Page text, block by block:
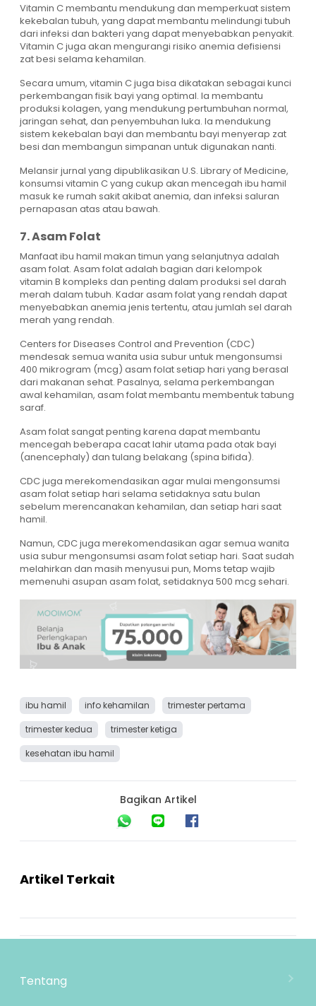
Vitamin C membantu mendukung dan memperkuat sistem
kekebalan tubuh, yang dapat membantu melindungi tubuh
dari infeksi dan bakteri yang dapat menyebabkan penyakit.
Vitamin C juga akan mengurangi risiko anemia defisiensi
zat besi selama kehamilan.
Secara umum, vitamin C juga bisa dikatakan sebagai kunci
perkembangan fisik bayi yang optimal. Ia membantu
produksi kolagen, yang mendukung pertumbuhan normal,
jaringan sehat, dan penyembuhan luka. Ia mendukung
sistem kekebalan bayi dan membantu bayi menyerap zat
besi dan membangun simpanan untuk digunakan nanti.
Melansir jurnal yang dipublikasikan U.S. Library of Medicine,
konsumsi vitamin C yang cukup akan mencegah ibu hamil
masuk ke rumah sakit akibat anemia, dan infeksi saluran
pernapasan atas atau bawah.
7. Asam Folat
Manfaat ibu hamil makan timun yang selanjutnya adalah
asam folat. Asam folat adalah bagian dari kelompok
vitamin B kompleks dan penting dalam produksi sel darah
merah dalam tubuh. Kadar asam folat yang rendah dapat
menyebabkan anemia jenis tertentu, atau jumlah sel darah
merah yang rendah.
Centers for Diseases Control and Prevention (CDC)
mendesak semua wanita usia subur untuk mengonsumsi
400 mikrogram (mcg) asam folat setiap hari yang berasal
dari makanan sehat. Pasalnya, selama perkembangan
awal kehamilan, asam folat membantu membentuk tabung
saraf.
Asam folat sangat penting karena dapat membantu
mencegah beberapa cacat lahir utama pada otak bayi
(anencephaly) dan tulang belakang (spina bifida).
CDC juga merekomendasikan agar mulai mengonsumsi
asam folat setiap hari selama setidaknya satu bulan
sebelum merencanakan kehamilan, dan setiap hari saat
hamil.
Namun, CDC juga merekomendasikan agar semua wanita
usia subur mengonsumsi asam folat setiap hari. Saat sudah
melahirkan dan masih menyusui pun, Moms tetap wajib
memenuhi asupan asam folat, setidaknya 500 mcg sehari.
ibu hamil info kehamilan
trimester pertama
trimester kedua
trimester ketiga
kesehatan ibu hamil
Bagikan Artikel
Artikel Terkait
Tentang